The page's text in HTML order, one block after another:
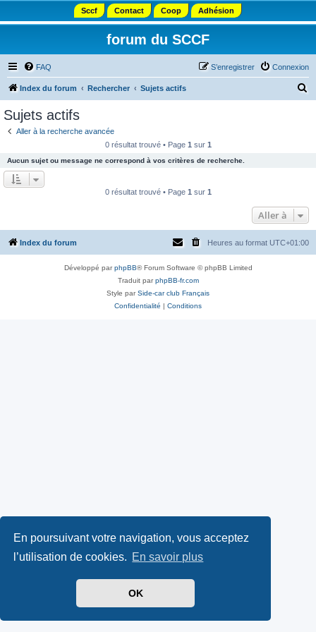
En poursuivant votre navigation, vous acceptez
l’utilisation de cookies. En savoir plus
OK
Sccf Contact Coop Adhésion
forum du SCCF
FAQ Connexion
S’enregistrer
Index du forum Rechercher Sujets actifs
e
r
Sujets actifs
Aller à la recherche avancée
0 résultat trouvé • Page 1 sur 1
Aucun sujet ou message ne correspond à vos critères de recherche.
0 résultat trouvé • Page 1 sur 1
Aller à
Index du forum Heures au format UTC+01:00
Développé parphpBB® Forum Software © phpBB Limited
Traduit parphpBB-fr.com
Style parSide-car club Français
Confidentialité | Conditions